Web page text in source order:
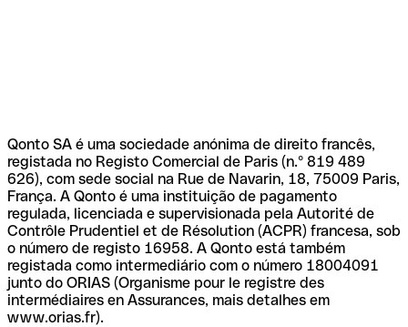
Qonto SA é uma sociedade anónima de direito francês,
registada no Registo Comercial de Paris (n.º 819 489
626), com sede social na Rue de Navarin, 18, 75009 Paris,
França. A Qonto é uma instituição de pagamento
regulada, licenciada e supervisionada pela Autorité de
Contrôle Prudentiel et de Résolution (ACPR) francesa, sob
o número de registo 16958. A Qonto está também
registada como intermediário com o número 18004091
junto do ORIAS (Organisme pour le registre des
intermédiaires en Assurances, mais detalhes em
www.orias.fr).